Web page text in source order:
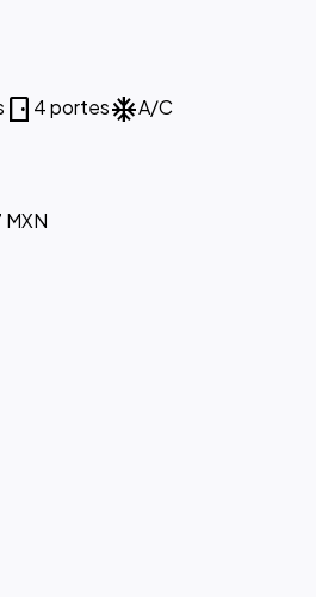
sensor_door 4 portesac_unitA/C